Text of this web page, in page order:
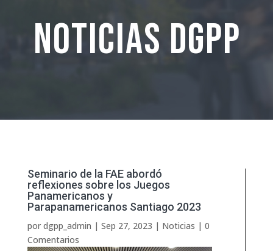
Noticias DGPP
Seminario de la FAE abordó
reflexiones sobre los Juegos
Panamericanos y
Parapanamericanos Santiago 2023
por dgpp_admin | Sep 27, 2023 | Noticias | 0
Comentarios